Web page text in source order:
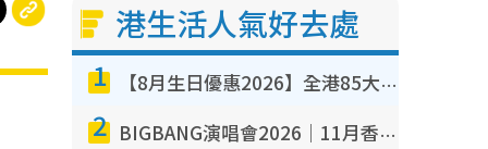
港生活人氣好去處
1 【8月生日優惠2026】全港85大食買玩著數攻略 自助餐/火鍋放題同行免費＋誠品/DONKI送現金券
2 BIGBANG演唱會2026｜11月香港啟德開3場！實名制VIP申請、優先購票攻略